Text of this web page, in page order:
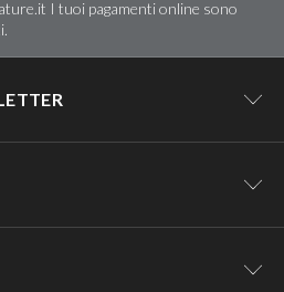
I tuoi pagamenti online sono
su tutte le novità e